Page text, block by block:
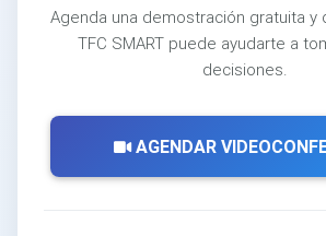
Agenda una demostración gratuita y
TFC SMART puede ayudarte a
decisiones.
AGENDAR